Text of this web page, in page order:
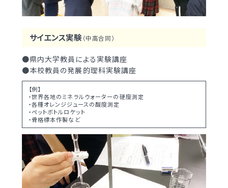
サイエンス実験 （中高合同）
●県内大学教員による実験講座
●本校教員の発展的理科実験講座
【例】
・世界各地のミネラルウォーターの硬度測定
・各種オレンジジュースの酸度測定
・ペットボトルロケット
・骨格標本作製など